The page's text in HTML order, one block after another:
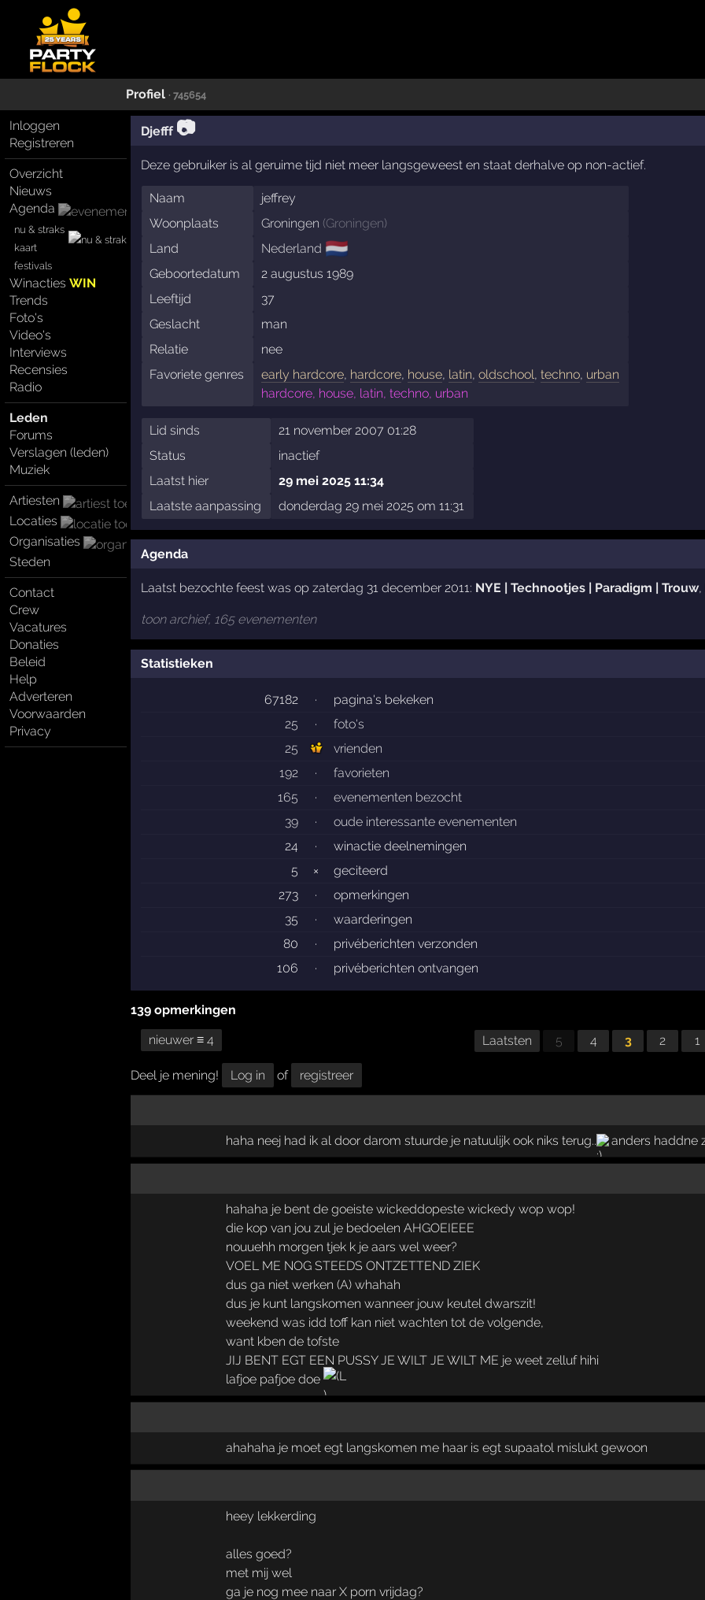
Profiel · 745654
Inloggen
Registreren
Overzicht
Nieuws
Agenda
nu & straks
kaart
festivals
WinactiesWIN
Trends
Foto's
Video's
Interviews
Recensies
Radio
Leden
Forums
Verslagen (leden)
Muziek
Artiesten
Locaties
Organisaties
Steden
Contact
Crew
Vacatures
Donaties
Beleid
Help
Adverteren
Voorwaarden
Privacy
Djefff 📷
Deze gebruiker is al geruime tijd niet meer langsgeweest en staat derhalve op non-actief.
Naam
jeffrey
Woonplaats
Groningen (Groningen)
Land
Nederland 🇳🇱
Geboortedatum
2 augustus 1989
Leeftijd
37
Geslacht
man
Relatie
nee
Favoriete genres
early hardcore, hardcore, house, latin,oldschool,techno, urban
hardcore, house, latin, techno, urban
Lid sinds
21 november 2007 01:28
Status
inactief
Laatst hier
29 mei 2025 11:34
Laatste aanpassing
donderdag 29 mei 2025 om 11:31
Agenda
Laatst bezochte feest was op zaterdag 31 december 2011: NYE | Technootjes | Paradigm | Trouw,
toon archief, 165 evenementen
Statistieken
67182 ·
pagina's bekeken
25
·
foto's
25
vrienden
192
·
favorieten
165
·
evenementen bezocht
39
·
oude interessante evenementen
24
·
winactie deelnemingen
5
×
geciteerd
273
·
opmerkingen
35
·
waarderingen
80
·
privéberichten verzonden
106
· privéberichten ontvangen
139 opmerkingen
nieuwer ≡ 4
Laatsten 5 4 3 2 1
Deel je mening! Log in of registreer
haha neej had ik al door darom stuurde je natuulijk ook niks terug.. anders haddne
hahaha je bent de goeiste wickeddopeste wickedy wop wop!
die kop van jou zul je bedoelen AHGOEIEEE
nouuehh morgen tjek k je aars wel weer?
VOEL ME NOG STEEDS ONTZETTEND ZIEK
dus ga niet werken (A) whahah
dus je kunt langskomen wanneer jouw keutel dwarszit!
weekend was idd toff kan niet wachten tot de volgende,
want kben de tofste
JIJ BENT EGT EEN PUSSY JE WILT JE WILT ME je weet zelluf hihi
lafjoe pafjoe doe
ahahaha je moet egt langskomen me haar is egt supaatol mislukt gewoon
heey lekkerding
alles goed?
met mij wel
ga je nog mee naar X porn vrijdag?